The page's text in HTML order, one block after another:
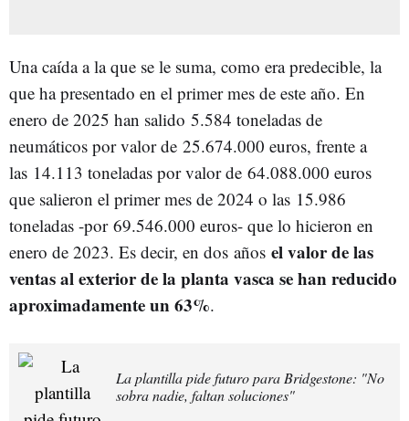
Una caída a la que se le suma, como era predecible, la
que ha presentado en el primer mes de este año. En
enero de 2025 han salido 5.584 toneladas de
neumáticos por valor de 25.674.000 euros, frente a
las 14.113 toneladas por valor de 64.088.000 euros
que salieron el primer mes de 2024 o las 15.986
toneladas -por 69.546.000 euros- que lo hicieron en
enero de 2023. Es decir, en dos años el valor de las
ventas al exterior de la planta vasca se han reducido
aproximadamente un 63%.
La plantilla pide futuro para Bridgestone: "No
sobra nadie, faltan soluciones"